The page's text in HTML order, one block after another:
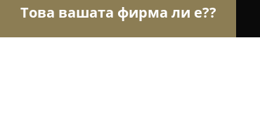
Това вашата фирма ли е??